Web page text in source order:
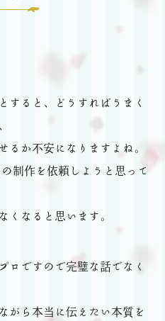
すると、どうすればうまく
るか不安になりますよね。
制作を依頼しようと思って
くなると思います。
ロですので完璧な話でなく
がら本当に伝えたい本質を